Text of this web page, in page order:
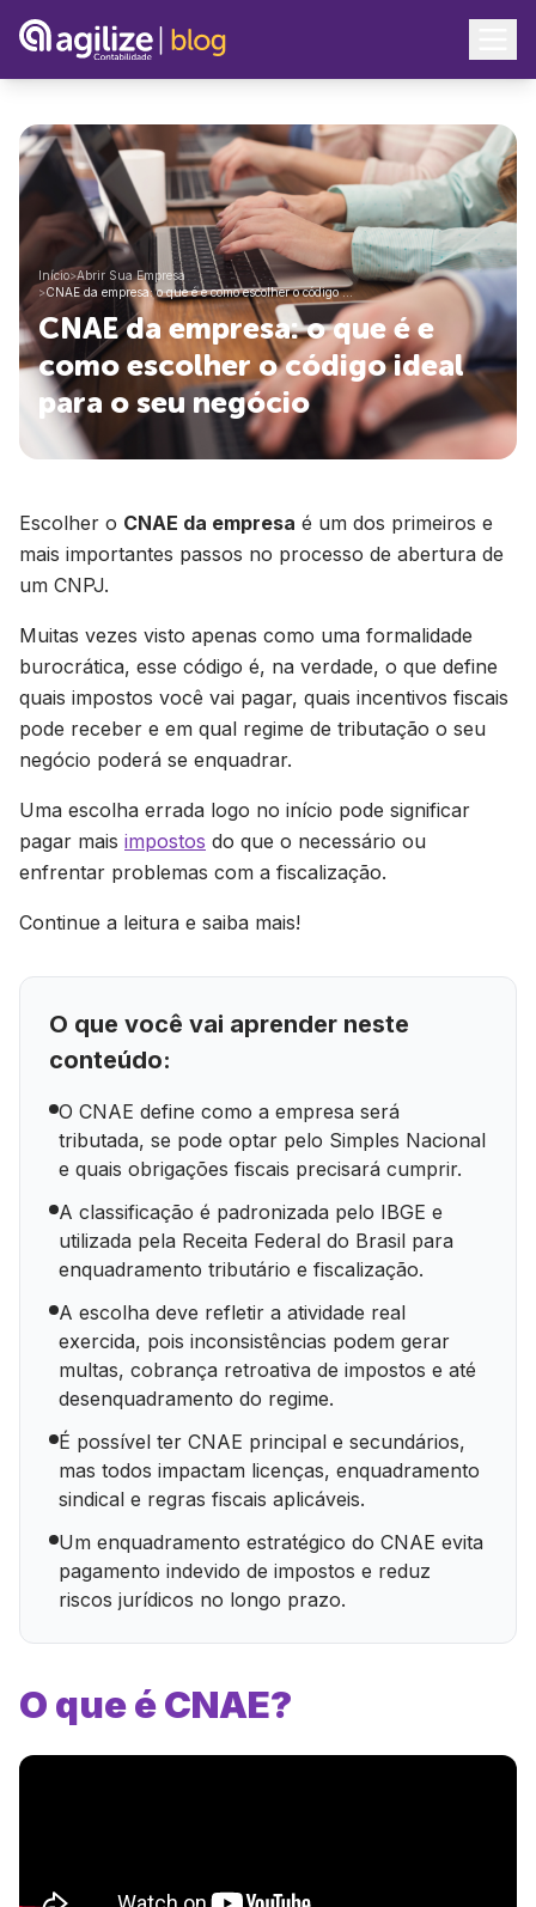
Início>Abrir Sua Empresa
>CNAE da empresa: o que é e como escolher o código …
CNAE da empresa: o que é e
como escolher o código ideal
para o seu negócio
Escolher o CNAE da empresa é um dos primeiros e
mais importantes passos no processo de abertura de
um CNPJ.
Muitas vezes visto apenas como uma formalidade
burocrática, esse código é, na verdade, o que define
quais impostos você vai pagar, quais incentivos fiscais
pode receber e em qual regime de tributação o seu
negócio poderá se enquadrar.
Uma escolha errada logo no início pode significar
pagar mais impostos do que o necessário ou
enfrentar problemas com a fiscalização.
Continue a leitura e saiba mais!
O que você vai aprender neste
conteúdo:
O CNAE define como a empresa será
tributada, se pode optar pelo Simples Nacional
e quais obrigações fiscais precisará cumprir.
A classificação é padronizada pelo IBGE e
utilizada pela Receita Federal do Brasil para
enquadramento tributário e fiscalização.
A escolha deve refletir a atividade real
exercida, pois inconsistências podem gerar
multas, cobrança retroativa de impostos e até
desenquadramento do regime.
É possível ter CNAE principal e secundários,
mas todos impactam licenças, enquadramento
sindical e regras fiscais aplicáveis.
Um enquadramento estratégico do CNAE evita
pagamento indevido de impostos e reduz
riscos jurídicos no longo prazo.
O que é CNAE?